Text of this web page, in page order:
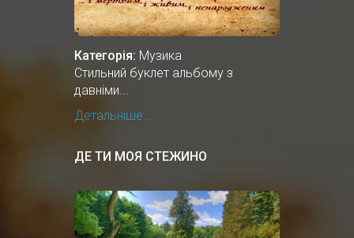
Категорія: Музика
Стильний буклет альбому з
давніми...
Детальніше...
ДЕ ТИ МОЯ СТЕЖИНО